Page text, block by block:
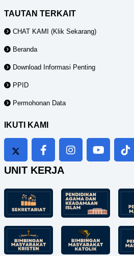
TAUTAN TERKAIT
CHAT KAMI (Klik Sekarang)
Beranda
Download Informasi Penting
PPID
Permohonan Data
IKUTI KAMI
UNIT KERJA